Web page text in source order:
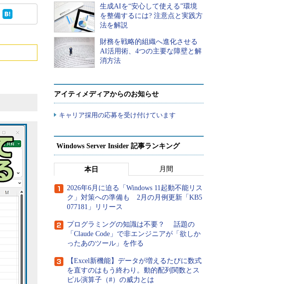
Test & Tools
生成AIを“安心して使える”環境
を整備するには? 注意点と実践方
法を解説
財務を戦略的組織へ進化させる
AI活用術、4つの主要な障壁と解
消方法
アイティメディアからのお知らせ
キャリア採用の応募を受け付けています
Windows Server Insider 記事ランキング
本日 月間
2026年6月に迫る「Windows 11起動不能リス
ク」対策への準備も 2月の月例更新「KB5
077181」リリース
プログラミングの知識は不要？ 話題の
「Claude Code」で非エンジニアが「欲しか
ったあのツール」を作る
【Excel新機能】データが増えるたびに数式
を直すのはもう終わり。動的配列関数とス
ピル演算子（#）の威力とは